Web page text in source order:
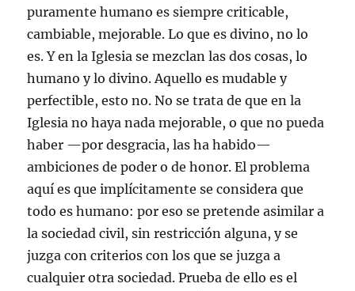
puramente humano es siempre criticable,
cambiable, mejorable. Lo que es divino, no lo
es. Y en la Iglesia se mezclan las dos cosas, lo
humano y lo divino. Aquello es mudable y
perfectible, esto no. No se trata de que en la
Iglesia no haya nada mejorable, o que no pueda
haber —por desgracia, las ha habido—
ambiciones de poder o de honor. El problema
aquí es que implícitamente se considera que
todo es humano: por eso se pretende asimilar a
la sociedad civil, sin restricción alguna, y se
juzga con criterios con los que se juzga a
cualquier otra sociedad. Prueba de ello es el